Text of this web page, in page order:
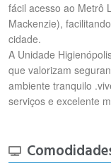
fácil acesso ao Metrô
Mackenzie),
cidade.
A Unidade
que valorizam
ambiente tranquilo
serviços e excelente